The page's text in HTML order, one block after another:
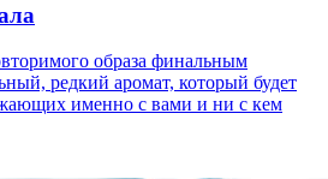
образа финальным
редкий аромат, который будет
именно с вами и ни с кем